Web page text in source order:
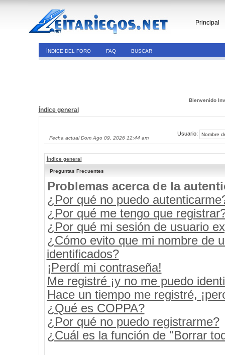
Principal
ÍNDICE DEL FORO FAQ BUSCAR
Bienvenido
Índice general
Fecha actual Dom Ago 09, 2026 12:44 am
Usuario:
Índice general
Preguntas Frecuentes
Problemas acerca de la
¿Por qué no puedo
¿Por qué me tengo que
¿Por qué mi sesión de usuario
¿Cómo evito que mi nombre de
identificados?
¡Perdí mi contraseña!
Me registré ¡y no me puedo
Hace un tiempo me registré,
¿Qué es COPPA?
¿Por qué no puedo registrarme?
¿Cuál es la función de "Borrar